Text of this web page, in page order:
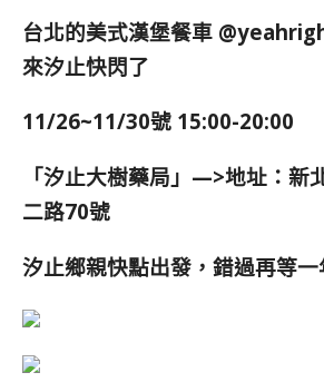
台北的美式漢堡餐車
來汐止快閃了
11/26~11/30號 15:00-20:00
「汐止大樹藥局」—>地址：新
二路70號
汐止鄉親快點出發，錯過再等